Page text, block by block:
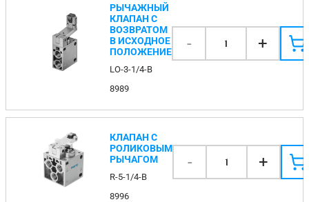
РЫЧАЖНЫЙ
КЛАПАН С
ВОЗВРАТОМ
В ИСХОДНОЕ
ПОЛОЖЕНИЕ
LO-3-1/4-B
8989
- 1 +
КЛАПАН С
РОЛИКОВЫМ
РЫЧАГОМ
R-5-1/4-B
8996
- 1 +